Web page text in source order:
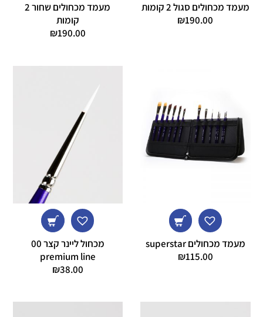
מעמד מכחולים סגול 2 קומות
₪190.00
מעמד מכחולים שחור 2
קומות
₪190.00
מעמד מכחולים superstar
₪115.00
מכחול ליינר קצר 00
premium line
₪38.00